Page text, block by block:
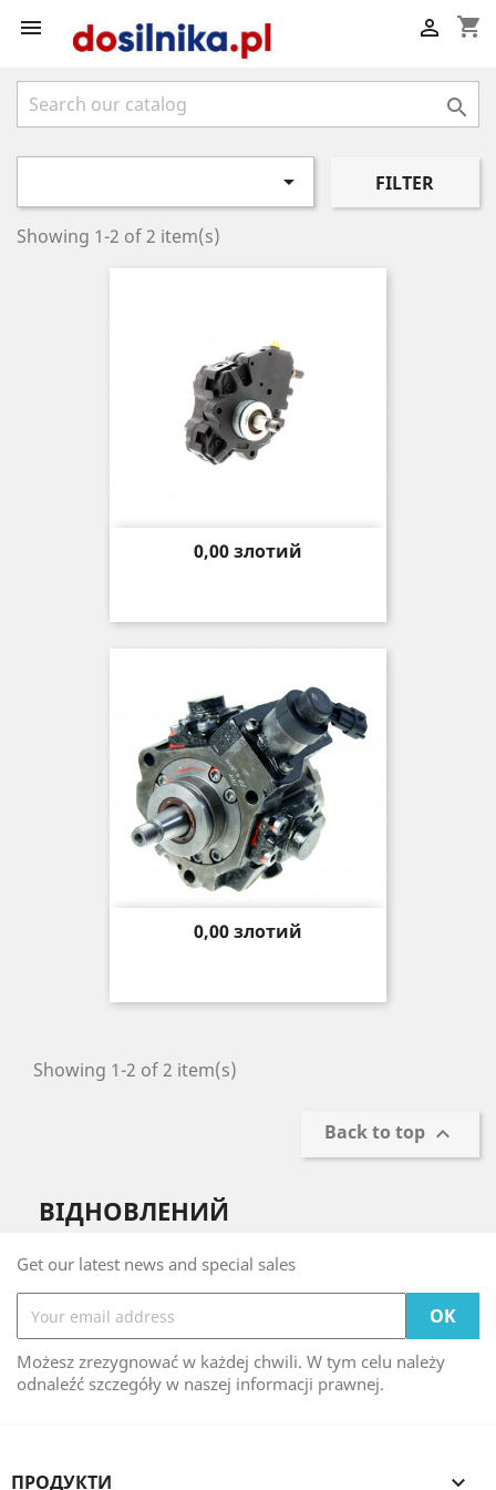
 shopping_cart


 FILTER
Showing 1-2 of 2 item(s)
Price
0,00 злотий
Price
0,00 злотий
Showing 1-2 of 2 item(s)
Back to top 
ВІДНОВЛЕНИЙ
Get our latest news and special sales
Możesz zrezygnować w każdej chwili. W tym celu należy
odnaleźć szczegóły w naszej informacji prawnej.
ПРОДУКТИ 